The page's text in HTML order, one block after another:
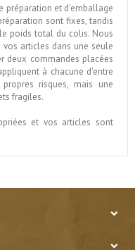
préparation et d'emballage
sont fixes, tandis
poids total du colis. Nous
articles dans une seule
deux commandes placées
à chacune d'entre
risques, mais une
fragiles.
et vos articles sont

